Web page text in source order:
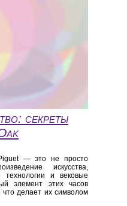
секреты
— это не просто
искусства,
и вековые
элемент этих часов
что делает их символом